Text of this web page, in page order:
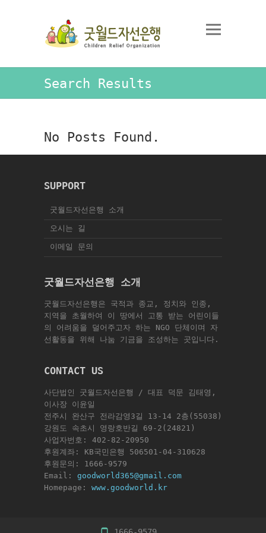
Search Results
No Posts Found.
SUPPORT
굿월드자선은행 소개
오시는 길
이메일 문의
굿월드자선은행 소개
굿월드자선은행은 국적과 종교, 정치와 인종,
지역을 초월하여 이 땅에서 고통 받는 어린이들
의 어려움을 덜어주고자 하는 NGO 단체이며 자
선활동을 위해 나눔 기금을 조성하는 곳입니다.
CONTACT US
사단법인 굿월드자선은행 / 대표 덕문 김태영,
이사장 이윤일
전주시 완산구 전라감영3길 13-14 2층(55038)
강원도 속초시 영랑호반길 69-2(24821)
사업자번호: 402-82-20950
후원계좌: KB국민은행 506501-04-310628
후원문의: 1666-9579
Email: goodworld365@gmail.com
Homepage: www.goodworld.kr